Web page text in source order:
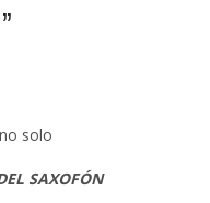
solo
SAXOFÓN